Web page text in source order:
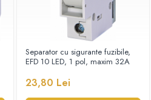
Separator cu sigurante fuzibile,
EFD 10 LED, 1 pol, maxim 32A
23,80 Lei